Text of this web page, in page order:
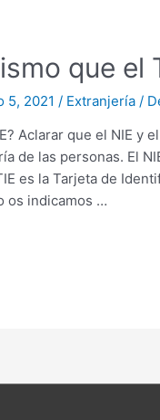
que el
5, 2021/ Extranjería /
Aclarar que el NIE y
de las personas. El
es la Tarjeta de
os indicamos …